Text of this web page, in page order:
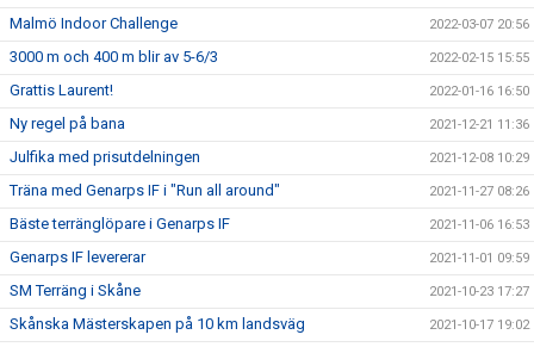
Malmö Indoor Challenge 2022-03-07 20:56
3000 m och 400 m blir av 5-6/3 2022-02-15 15:55
Grattis Laurent! 2022-01-16 16:50
Ny regel på bana 2021-12-21 11:36
Julfika med prisutdelningen 2021-12-08 10:29
Träna med Genarps IF i "Run all around" 2021-11-27 08:26
Bäste terränglöpare i Genarps IF 2021-11-06 16:53
Genarps IF levererar 2021-11-01 09:59
SM Terräng i Skåne 2021-10-23 17:27
Skånska Mästerskapen på 10 km landsväg 2021-10-17 19:02